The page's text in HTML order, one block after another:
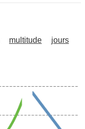
multitude
jours